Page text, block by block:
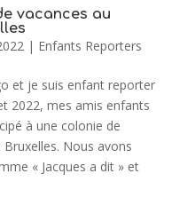
vacances au
| Enfants Reporters
et je suis enfant reporter
2022, mes amis enfants
à une colonie de
Nous avons
« Jacques a dit » et